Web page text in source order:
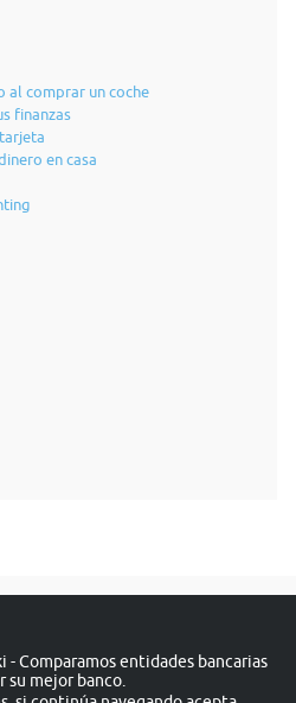
al comprar un coche
finanzas
en casa
Comparamos entidades bancarias
su mejor banco.